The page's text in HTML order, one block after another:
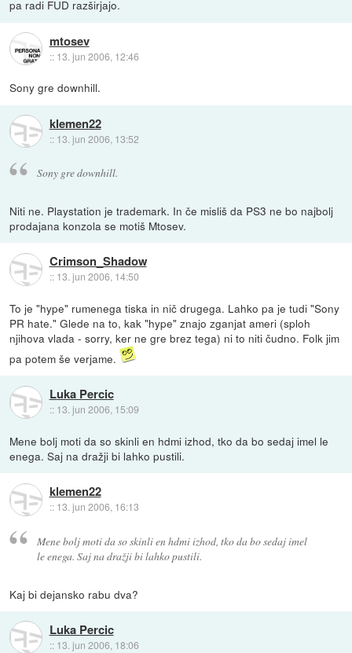
pa radi FUD razširjajo.
mtosev
:: 13. jun 2006, 12:46
Sony gre downhill.
klemen22
:: 13. jun 2006, 13:52
Sony gre downhill.
Niti ne. Playstation je trademark. In če misliš da PS3 ne bo najbolj
prodajana konzola se motiš Mtosev.
Crimson_Shadow
:: 13. jun 2006, 14:50
To je "hype" rumenega tiska in nič drugega. Lahko pa je tudi "Sony
PR hate." Glede na to, kak "hype" znajo zganjat ameri (sploh
njihova vlada - sorry, ker ne gre brez tega) ni to niti čudno. Folk jim
pa potem še verjame.
Luka Percic
:: 13. jun 2006, 15:09
Mene bolj moti da so skinli en hdmi izhod, tko da bo sedaj imel le
enega. Saj na dražji bi lahko pustili.
klemen22
:: 13. jun 2006, 16:13
Mene bolj moti da so skinli en hdmi izhod, tko da bo sedaj imel
le enega. Saj na dražji bi lahko pustili.
Kaj bi dejansko rabu dva?
Luka Percic
:: 13. jun 2006, 18:06